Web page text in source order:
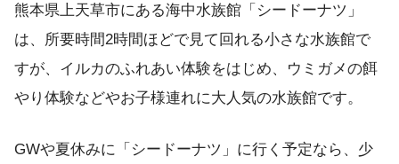
熊本県上天草市にある海中水族館「シードーナツ」
は、所要時間2時間ほどで見て回れる小さな水族館で
すが、イルカのふれあい体験をはじめ、ウミガメの餌
やり体験などやお子様連れに大人気の水族館です。
GWや夏休みに「シードーナツ」に行く予定なら、少